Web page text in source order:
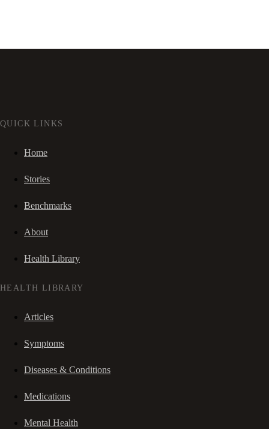
QUICK LINKS
Home
Stories
Benchmarks
About
Health Library
HEALTH LIBRARY
Articles
Symptoms
Diseases & Conditions
Medications
Mental Health